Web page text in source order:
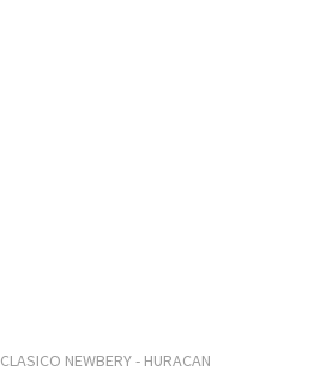
CLASICO NEWBERY - HURACAN